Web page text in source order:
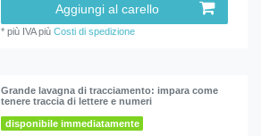
Aggiungi al carello
*più IVApiùCosti di spedizione
Grande lavagna di tracciamento: impara come
tenere traccia di lettere e numeri
disponibile immediatamente